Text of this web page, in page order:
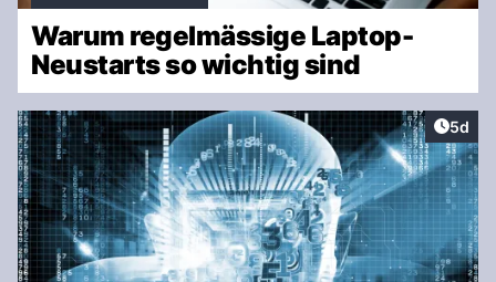
Warum regelmässige Laptop-
Neustarts so wichtig sind
5d